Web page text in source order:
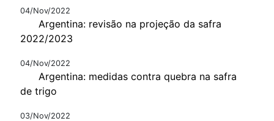
04/Nov/2022
Argentina: revisão na projeção da safra
2022/2023
04/Nov/2022
Argentina: medidas contra quebra na safra
de trigo
03/Nov/2022